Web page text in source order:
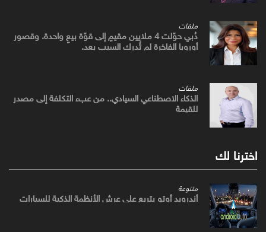
ملفات
دُبي حوّلت 4 ملايين مقيمٍ إلى قوّة بيعٍ واحدة. وقصور
أوروبا الفاخرة لم تُدرك السبب بعد.
ملفات
الذكاء الاصطناعي السيادي.. من عبء التكلفة إلى مصدر
للقيمة
اخترنا لك
متنوعة
أندرويد أوتو يتربع علي عرش الأنظمة الذكية للسيارات